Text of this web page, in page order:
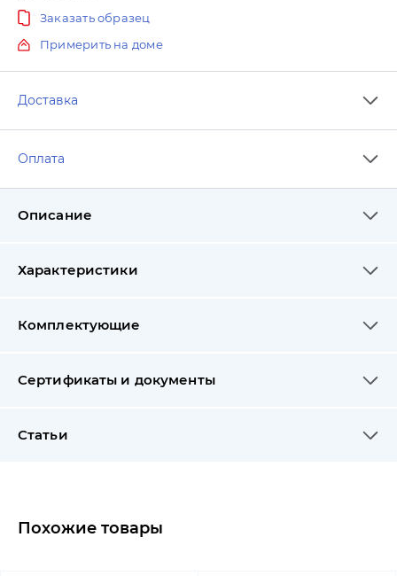
Заказать образец
Примерить на доме
Доставка
Оплата
Описание
Характеристики
Комплектующие
Сертификаты и документы
Статьи
Похожие товары